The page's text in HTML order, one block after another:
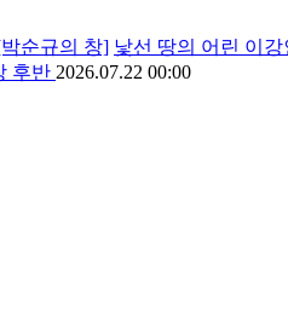
순규의 창] 낯선 땅의 어린 이
후반 2026.07.22 00:00